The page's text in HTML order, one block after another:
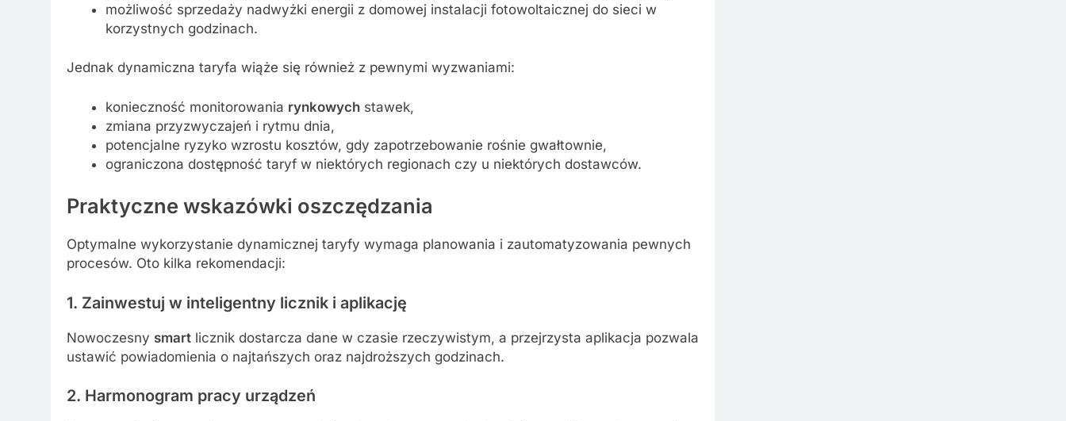
możliwość sprzedaży nadwyżki energii z domowej instalacji fotowoltaicznej do sieci w
korzystnych godzinach.
Jednak dynamiczna taryfa wiąże się również z pewnymi wyzwaniami:
konieczność monitorowania rynkowychstawek,
zmiana przyzwyczajeń i rytmu dnia,
potencjalne ryzyko wzrostu kosztów, gdy zapotrzebowanie rośnie gwałtownie,
ograniczona dostępność taryf w niektórych regionach czy u niektórych dostawców.
Praktyczne wskazówki oszczędzania
Optymalne wykorzystanie dynamicznej taryfy wymaga planowania i zautomatyzowania pewnych
procesów. Oto kilka rekomendacji:
1. Zainwestuj w inteligentny licznik i aplikację
Nowoczesny smart licznik dostarcza dane w czasie rzeczywistym, a przejrzysta aplikacja pozwala
ustawić powiadomienia o najtańszych oraz najdroższych godzinach.
2. Harmonogram pracy urządzeń